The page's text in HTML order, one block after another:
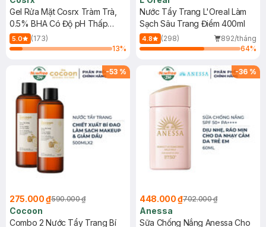
Gel Rửa Mặt Cosrx Tràm Trà,
0.5% BHA Có Độ pH Thấp
150ml
5.0
(173)
13%
Nước Tẩy Trang L'Oreal Làm
Sạch Sâu Trang Điểm 400ml
4.8 (298)
892/tháng
64%
-53 %
275.000 ₫590.000 ₫
Cocoon
Combo 2 Nước Tẩy Trang Bí
-36 %
448.000 ₫702.000 ₫
Anessa
Sữa Chống Nắng Anessa Cho